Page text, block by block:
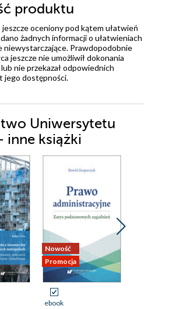
produktu
oceniony pod kątem ułatwień
żadnych informacji o ułatwieniach
niewystarczające. Prawdopodobnie
jeszcze nie umożliwił dokonania
nie przekazał odpowiednich
jego dostępności.
Uniwersytetu
inne książki
Nowość
Promocja
ebook